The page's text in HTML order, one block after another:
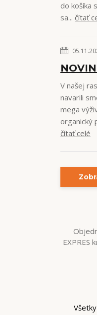
do košíka
sa... čítať
V našej
navarili
mega
organický
čítať celé
EXPRES